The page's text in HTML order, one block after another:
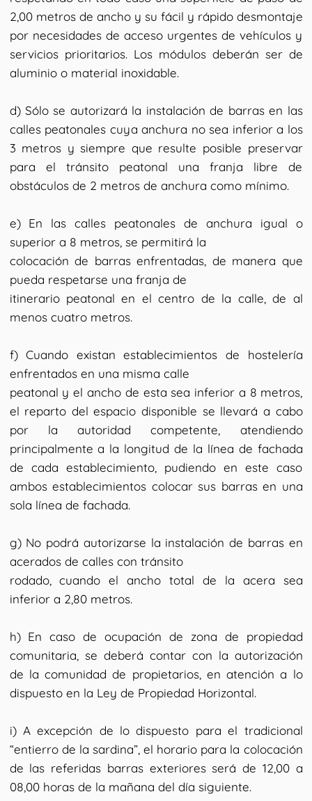
2,00 metros de ancho y su fácil y rápido desmontaje
por necesidades de acceso urgentes de vehículos y
servicios prioritarios. Los módulos deberán ser de
aluminio o material inoxidable.
d) Sólo se autorizará la instalación de barras en las
calles peatonales cuya anchura no sea inferior a los
3 metros y siempre que resulte posible preservar
para el tránsito peatonal una franja libre de
obstáculos de 2 metros de anchura como mínimo.
e) En las calles peatonales de anchura igual o
superior a 8 metros, se permitirá la
colocación de barras enfrentadas, de manera que
pueda respetarse una franja de
itinerario peatonal en el centro de la calle, de al
menos cuatro metros.
f) Cuando existan establecimientos de hostelería
enfrentados en una misma calle
peatonal y el ancho de esta sea inferior a 8 metros,
el reparto del espacio disponible se llevará a cabo
por la autoridad competente, atendiendo
principalmente a la longitud de la línea de fachada
de cada establecimiento, pudiendo en este caso
ambos establecimientos colocar sus barras en una
sola línea de fachada.
g) No podrá autorizarse la instalación de barras en
acerados de calles con tránsito
rodado, cuando el ancho total de la acera sea
inferior a 2,80 metros.
h) En caso de ocupación de zona de propiedad
comunitaria, se deberá contar con la autorización
de la comunidad de propietarios, en atención a lo
dispuesto en la Ley de Propiedad Horizontal.
i) A excepción de lo dispuesto para el tradicional
“entierro de la sardina”, el horario para la colocación
de las referidas barras exteriores será de 12,00 a
08,00 horas de la mañana del día siguiente.